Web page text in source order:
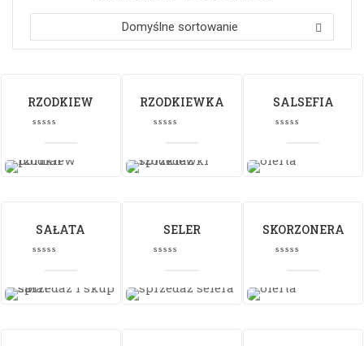
Domyślne sortowanie
RZODKIEW RZODKIEWKA SALSEFIA
SAŁATA SELER SKORZONERA